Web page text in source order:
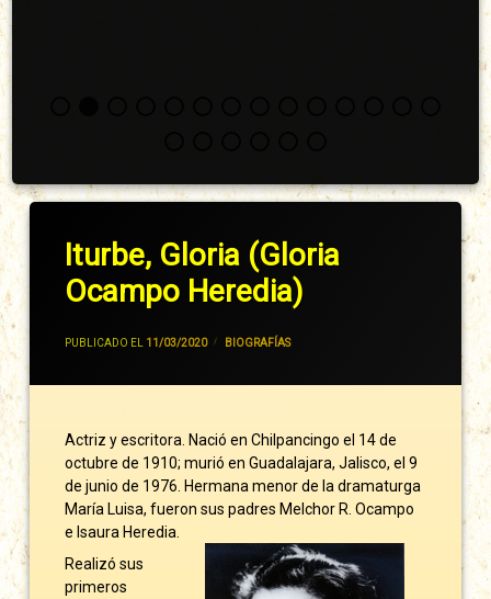
Iturbe, Gloria (Gloria
Ocampo Heredia)
PUBLICADO EL 11/03/2020
JIVANCM
CATEGORÍAS:
BIOGRAFÍAS
Actriz y escritora. Nació en Chilpancingo el 14 de
octubre de 1910; murió en Guadalajara, Jalisco, el 9
de junio de 1976. Hermana menor de la dramaturga
María Luisa, fueron sus padres Melchor R. Ocampo
e Isaura Heredia.
Realizó sus
primeros